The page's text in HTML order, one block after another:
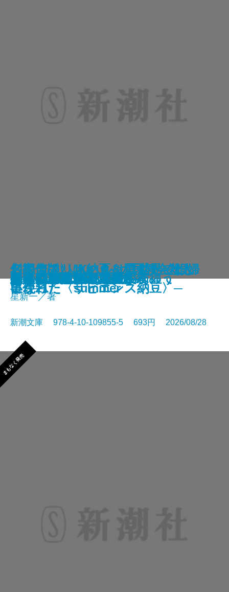
幽冥の岸 十二国記
未知なるカダスを夢に求めて
さよならの言い方なんて知らな
い。11
龍ノ国幻想9 天恵の命
神と王1 亡国の書
人魚屋敷の殺人
悪徳もまた
善人たち
わたしが・棄てた・女
きまぐれカプセル
星新一／著
新潮文庫 978-4-10-109855-5 693円 2026/08/28
まもなく発売
一夜─隠蔽捜査10─
夢ノ町本通り─文庫版─
フィレンツェに悪魔が彷徨う
その他の危険
〈完全版〉JKハルは異世界で娼婦
になった summer
人喰いパンダ殺人事件
幻のアフリカ納豆を追え！─そし
て現れた〈サピエンス納豆〉─
色ざんげ
晴れでも雨でも昆虫学者
名探偵のいけにえ─人民教会殺人
事件─